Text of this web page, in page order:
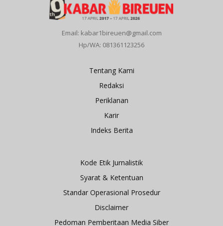
Email: kabar1bireuen@gmail.com
Hp/WA: 081361123256
Tentang Kami
Redaksi
Periklanan
Karir
Indeks Berita
Kode Etik Jurnalistik
Syarat & Ketentuan
Standar Operasional Prosedur
Disclaimer
Pedoman Pemberitaan Media Siber